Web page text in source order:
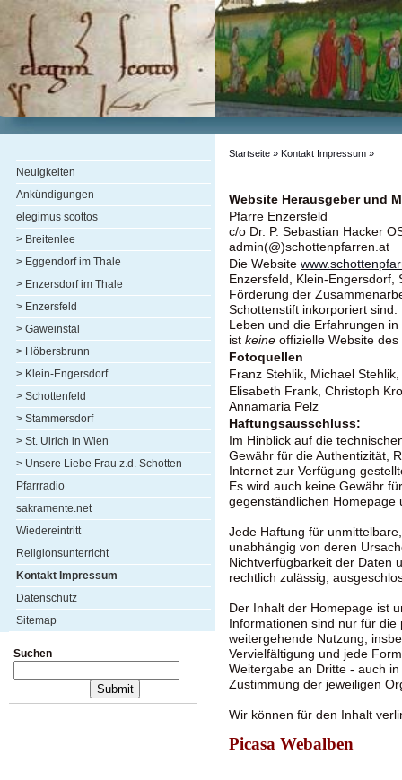
Neuigkeiten
Ankündigungen
elegimus scottos
> Breitenlee
> Eggendorf im Thale
> Enzersdorf im Thale
> Enzersfeld
> Gaweinstal
> Höbersbrunn
> Klein-Engersdorf
> Schottenfeld
> Stammersdorf
> St. Ulrich in Wien
> Unsere Liebe Frau z.d. Schotten
Pfarrradio
sakramente.net
Wiedereintritt
Religionsunterricht
Kontakt Impressum
Datenschutz
Sitemap
Suchen
Startseite » Kontakt Impressum »
Website Herausgeber und
Pfarre Enzersfeld
c/o Dr. P. Sebastian Hacker
admin(@)schottenpfarren.at
Die Website
Enzersfeld, Klein-
Förderung der
Schottenstift inkorporiert
Leben und die Erfahrungen
ist keine offizielle Website
Fotoquellen
Franz Stehlik, Michael
Elisabeth Frank, Christoph
Annamaria Pelz
Haftungsausschluss:
Im Hinblick auf die
Gewähr für die Authentizität,
Internet zur Verfügung
Es wird auch keine Gewähr
gegenständlichen
Jede Haftung für
unabhängig von deren
Nichtverfügbarkeit der Daten
rechtlich zulässig,
Der Inhalt der Homepage ist
Informationen sind nur für
weitergehende Nutzung,
Vervielfältigung und jede
Weitergabe an Dritte - auch
Zustimmung der jeweiligen
Wir können für den Inhalt
Picasa Webalben